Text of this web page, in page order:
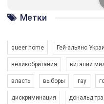
солідарності, приєднатися
ГАУ є в 16 областях України.
Разом наш голос лунає
Метки
queer home Гей-альянс
великобритания виталий
власть выборы гау
дискриминация дональд